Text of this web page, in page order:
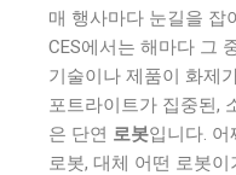
매 행사마다 눈길을 잡
CES에서는 해마다 그
기술이나 제품이 화제
포트라이트가 집중된,
은 단연 로봇입니다.
로봇, 대체 어떤 로봇